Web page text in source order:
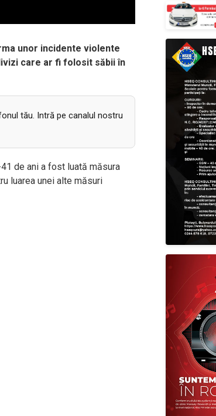
unor incidente violente
care ar fi folosit săbii în
tău. Intră pe canalul nostru
de ani a fost luată măsura
luarea unei alte măsuri